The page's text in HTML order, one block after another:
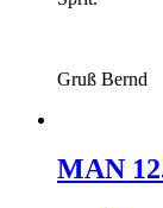
Gruß Bernd
MAN